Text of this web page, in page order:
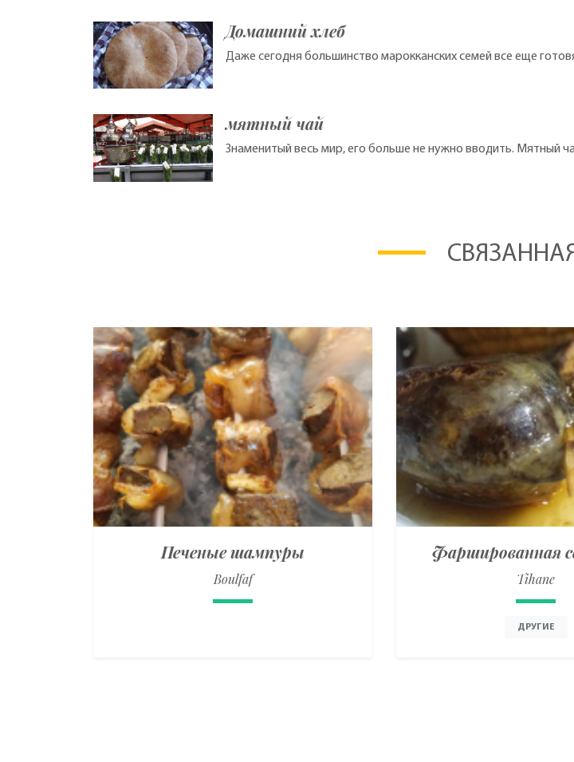
Домашний хлеб
Даже сегодня большинство марокканских семей все еще
мятный чай
Знаменитый весь мир, его больше не нужно вводить. Мятный
Печеные шампуры
Boulfaf
Фаршированная
Tihane
ДРУГИЕ